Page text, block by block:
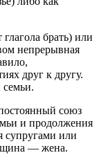
брать) или
непрерывная
друг к другу.
семьи.
союз
и продолжения
супругами или
— жена.